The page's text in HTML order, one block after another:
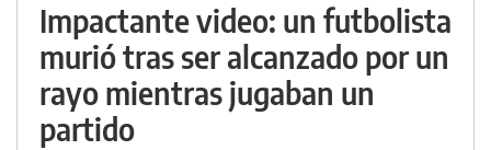
Impactante video: un futbolista
murió tras ser alcanzado por un
rayo mientras jugaban un
partido